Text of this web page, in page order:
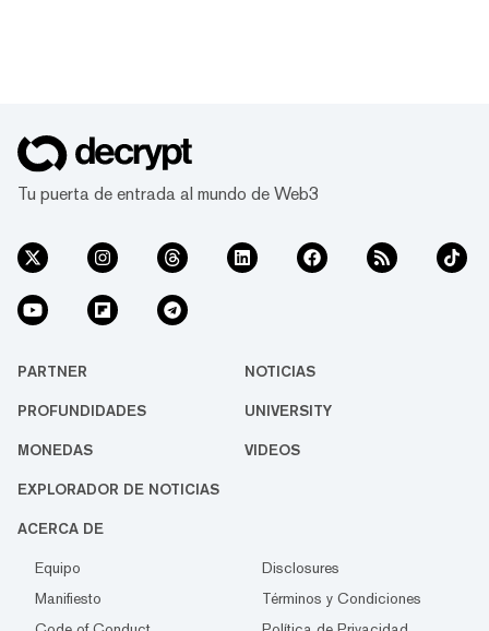
Tu puerta de entrada al mundo de Web3
PARTNER NOTICIAS
PROFUNDIDADES UNIVERSITY
MONEDAS VIDEOS
EXPLORADOR DE NOTICIAS
ACERCA DE
Equipo
Disclosures
Manifiesto
Términos y Condiciones